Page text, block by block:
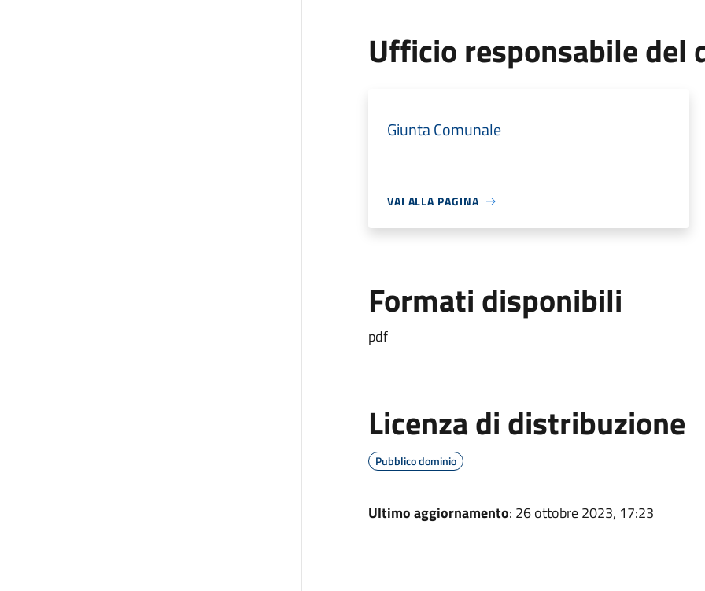
Ufficio responsabile del
Giunta Comunale
VAI ALLA PAGINA
Formati disponibili
pdf
Licenza di distribuzione
Pubblico dominio
Ultimo aggiornamento: 26 ottobre 2023, 17:23